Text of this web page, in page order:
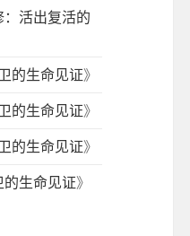
：活出复活的
的生命见证》
的生命见证》
的生命见证》
的生命见证》